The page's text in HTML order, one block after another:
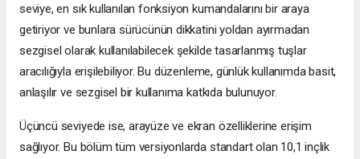
seviye, en sık kullanılan fonksiyon kumandalarını bir araya
getiriyor ve bunlara sürücünün dikkatini yoldan ayırmadan
sezgisel olarak kullanılabilecek şekilde tasarlanmış tuşlar
aracılığıyla erişilebiliyor. Bu düzenleme, günlük kullanımda basit,
anlaşılır ve sezgisel bir kullanıma katkıda bulunuyor.
Üçüncü seviyede ise, arayüze ve ekran özelliklerine erişim
sağlıyor. Bu bölüm tüm versiyonlarda standart olan 10,1 inçlik